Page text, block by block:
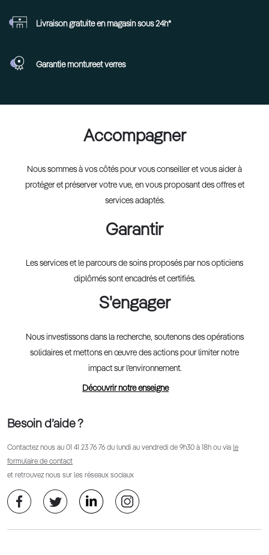
Livraison gratuite en magasin sous 24h*
Garantie montureet verres
Accompagner
Nous sommes à vos côtés pour vous conseiller et vous aider à
protéger et préserver votre vue, en vous proposant des offres et
services adaptés.
Garantir
Les services et le parcours de soins proposés par nos opticiens
diplômés sont encadrés et certifiés.
S'engager
Nous investissons dans la recherche, soutenons des opérations
solidaires et mettons en œuvre des actions pour limiter notre
impact sur l’environnement.
Découvrir notre enseigne
Besoin d’aide ?
Contactez nous au 01 41 23 76 76 du lundi au vendredi de 9h30 à 18h ou via le
formulaire de contact
et retrouvez nous sur les réseaux sociaux